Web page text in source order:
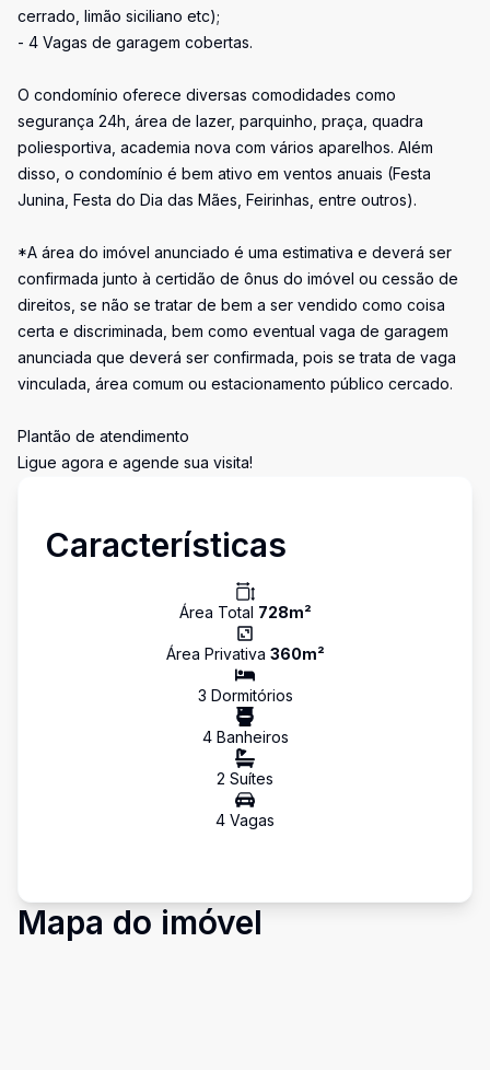
cerrado, limão siciliano etc);
- 4 Vagas de garagem cobertas.
O condomínio oferece diversas comodidades como
segurança 24h, área de lazer, parquinho, praça, quadra
poliesportiva, academia nova com vários aparelhos. Além
disso, o condomínio é bem ativo em ventos anuais (Festa
Junina, Festa do Dia das Mães, Feirinhas, entre outros).
*A área do imóvel anunciado é uma estimativa e deverá ser
confirmada junto à certidão de ônus do imóvel ou cessão de
direitos, se não se tratar de bem a ser vendido como coisa
certa e discriminada, bem como eventual vaga de garagem
anunciada que deverá ser confirmada, pois se trata de vaga
vinculada, área comum ou estacionamento público cercado.
Plantão de atendimento
Ligue agora e agende sua visita!
Características
Área Total 728m²
Área Privativa 360m²
3 Dormitórios
4Banheiros
2 Suítes
4 Vagas
Mapa do imóvel